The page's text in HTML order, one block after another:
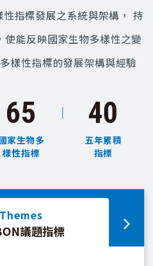
指標發展之系統與架構， 持
能反映國家生物多樣性之變
樣性指標的發展架構與經驗
65
家生物多
樣性指標
40
五年累積
指標
Themes
議題指標 昆明